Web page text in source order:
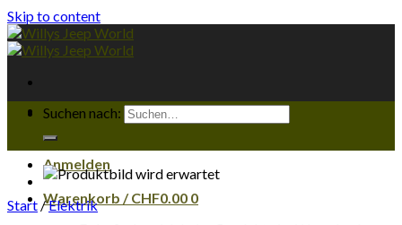
Skip to content
Suchen nach:
Anmelden
Warenkorb /CHF0.00 0
Start /Elektrik